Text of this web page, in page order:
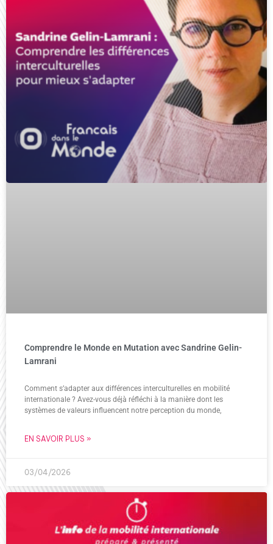
Comprendre le Monde en Mutation avec Sandrine Gelin-
Lamrani
Comment s’adapter aux différences interculturelles en mobilité
internationale ? Avez-vous déjà réfléchi à la manière dont les
systèmes de valeurs influencent notre perception du monde,
EN SAVOIR PLUS »
03/04/2026